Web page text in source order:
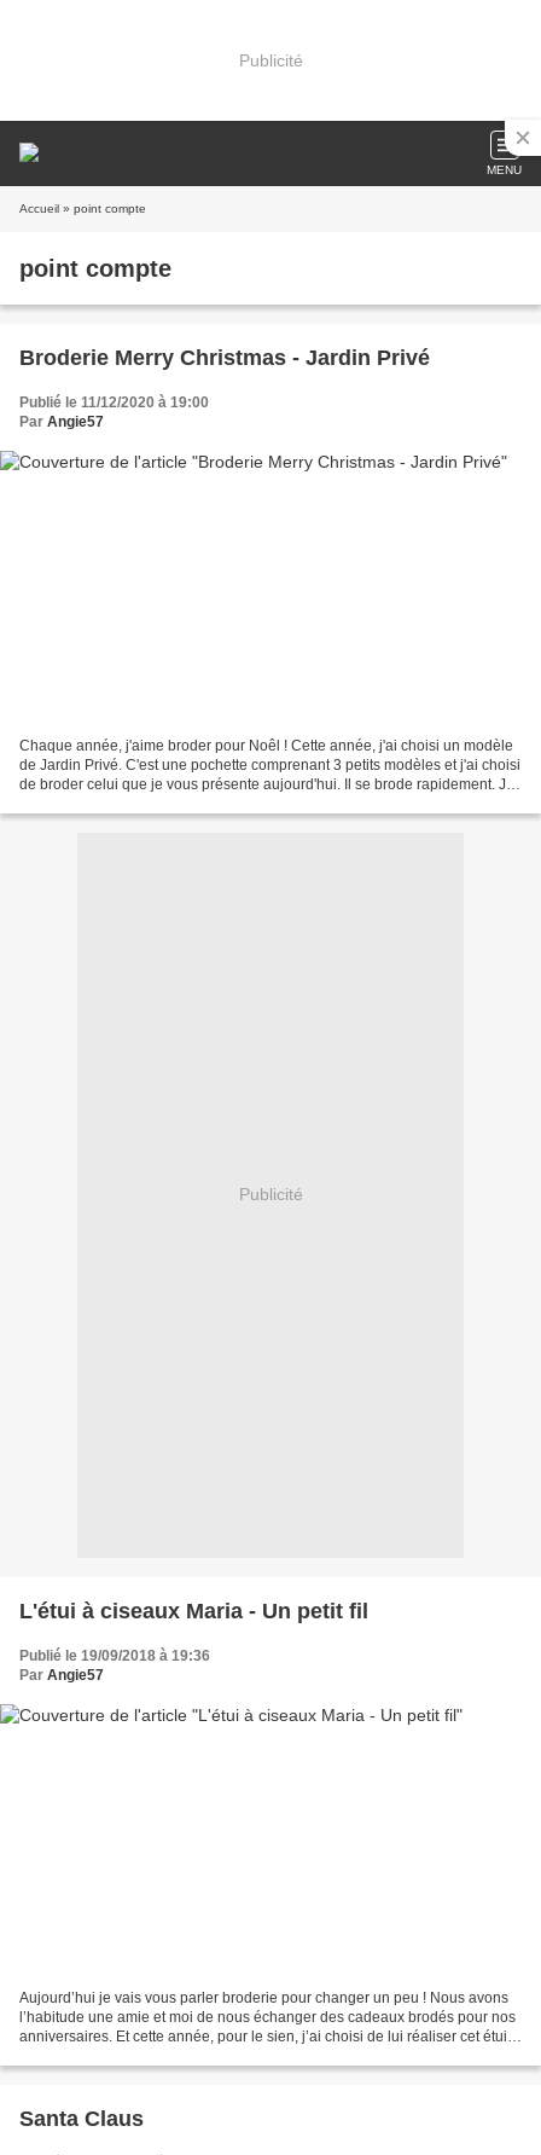
Publicité
MENU
Accueil » point compte
point compte
Broderie Merry Christmas - Jardin Privé
Publié le 11/12/2020 à 19:00
Par Angie57
Chaque année, j'aime broder pour Noêl ! Cette année, j'ai choisi un modèle
de Jardin Privé. C'est une pochette comprenant 3 petits modèles et j'ai choisi
de broder celui que je vous présente aujourd'hui. Il se brode rapidement. J'ai
Publicité
L'étui à ciseaux Maria - Un petit fil
Publié le 19/09/2018 à 19:36
Par Angie57
Aujourd’hui je vais vous parler broderie pour changer un peu ! Nous avons
l’habitude une amie et moi de nous échanger des cadeaux brodés pour nos
anniversaires. Et cette année, pour le sien, j’ai choisi de lui réaliser cet étui à
Santa Claus